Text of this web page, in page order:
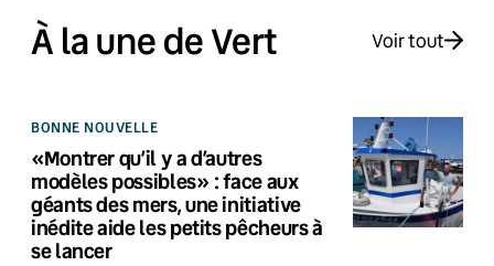
À la une de Vert Voir tout
BONNE NOUVELLE
«Montrer qu’il y a d’autres
modèles possibles» : face aux
géants des mers, une initiative
inédite aide les petits pêcheurs à
se lancer